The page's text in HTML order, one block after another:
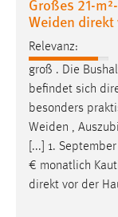
Großes 21-
Weiden
Relevanz:
groß . Die
befindet sich
besonders
Weiden ,
[...] 1.
€ monatlich
direkt vor der
Das Cookie
Cookie
30 Tage
Chat
Name: